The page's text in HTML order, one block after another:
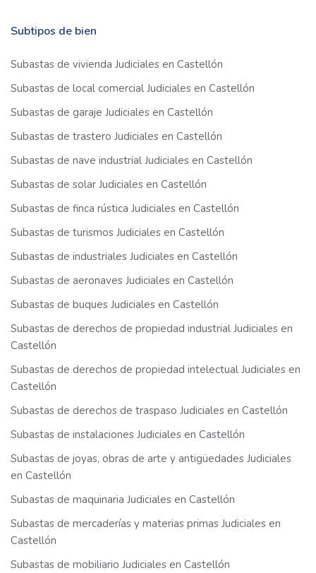
Subtipos de bien
Subastas de vivienda Judiciales en Castellón
Subastas de local comercial Judiciales en Castellón
Subastas de garaje Judiciales en Castellón
Subastas de trastero Judiciales en Castellón
Subastas de nave industrial Judiciales en Castellón
Subastas de solar Judiciales en Castellón
Subastas de finca rústica Judiciales en Castellón
Subastas de turismos Judiciales en Castellón
Subastas de industriales Judiciales en Castellón
Subastas de aeronaves Judiciales en Castellón
Subastas de buques Judiciales en Castellón
Subastas de derechos de propiedad industrial Judiciales en
Castellón
Subastas de derechos de propiedad intelectual Judiciales en
Castellón
Subastas de derechos de traspaso Judiciales en Castellón
Subastas de instalaciones Judiciales en Castellón
Subastas de joyas, obras de arte y antigüedades Judiciales
en Castellón
Subastas de maquinaria Judiciales en Castellón
Subastas de mercaderías y materias primas Judiciales en
Castellón
Subastas de mobiliario Judiciales en Castellón